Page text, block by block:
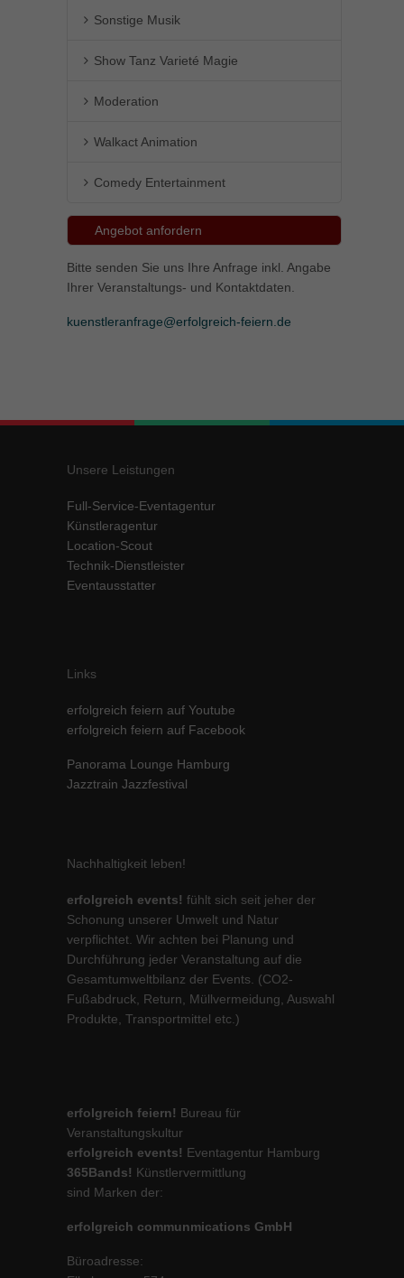
Sonstige Musik
Show Tanz Varieté Magie
Moderation
Walkact Animation
Comedy Entertainment
Angebot anfordern
Bitte senden Sie uns Ihre Anfrage inkl. Angabe
Ihrer Veranstaltungs- und Kontaktdaten.
kuenstleranfrage@erfolgreich-feiern.de
Unsere Leistungen
Full-Service-Eventagentur
Künstleragentur
Location-Scout
Technik-Dienstleister
Eventausstatter
Links
erfolgreich feiern auf Youtube
erfolgreich feiern auf Facebook
Panorama Lounge Hamburg
Jazztrain Jazzfestival
Nachhaltigkeit leben!
erfolgreich events! fühlt sich seit jeher der
Schonung unserer Umwelt und Natur
verpflichtet. Wir achten bei Planung und
Durchführung jeder Veranstaltung auf die
Gesamtumweltbilanz der Events. (CO2-
Fußabdruck, Return, Müllvermeidung, Auswahl
Produkte, Transportmittel etc.)
erfolgreich feiern! Bureau für
Veranstaltungskultur
erfolgreich events! Eventagentur Hamburg
365Bands! Künstlervermittlung
sind Marken der:
erfolgreich communmications GmbH
Büroadresse: